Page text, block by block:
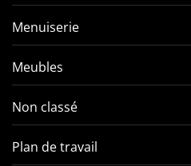
Menuiserie
Meubles
Non classé
Plan de travail